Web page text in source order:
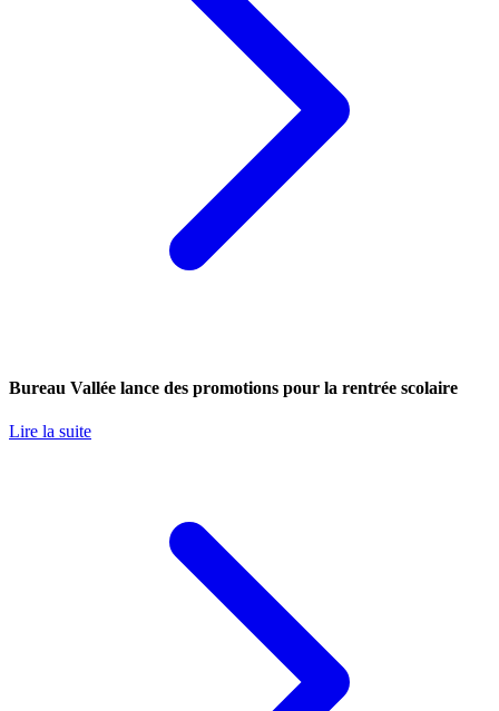
Bureau Vallée lance des promotions pour la rentrée scolaire
Lire la suite